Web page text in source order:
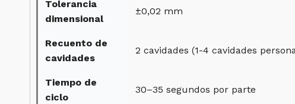
Tolerancia
dimensional
±0,02 mm
Recuento de
cavidades
2 cavidades (1-4 cavidades
Tiempo de
ciclo
30–35 segundos por parte